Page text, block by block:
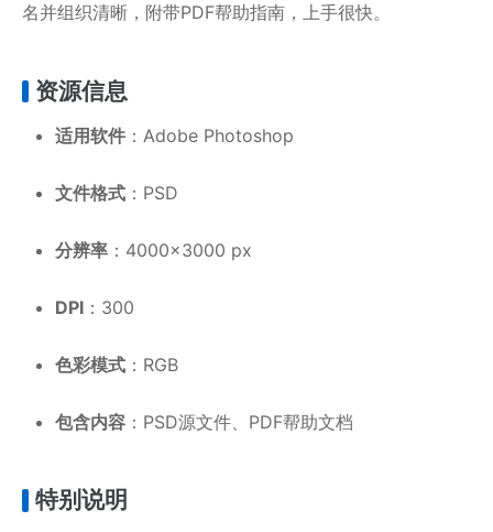
名并组织清晰，附带PDF帮助指南，上手很快。
资源信息
适用软件 ：Adobe Photoshop
文件格式 ：PSD
分辨率 ：4000×3000 px
DPI ：300
色彩模式 ：RGB
包含内容 ：PSD源文件、PDF帮助文档
特别说明